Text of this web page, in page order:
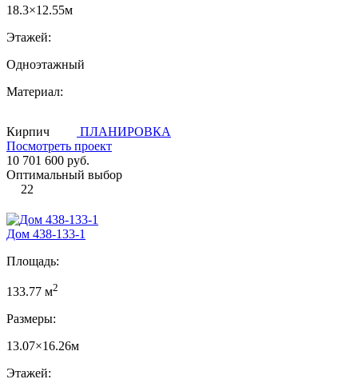
18.3×12.55м
Этажей:
Одноэтажный
Материал:
Кирпич
ПЛАНИРОВКА
Посмотреть проект
10 701 600 руб.
Оптимальный выбор
22
Дом 438-133-1
Площадь:
133.77 м2
Размеры:
13.07×16.26м
Этажей: